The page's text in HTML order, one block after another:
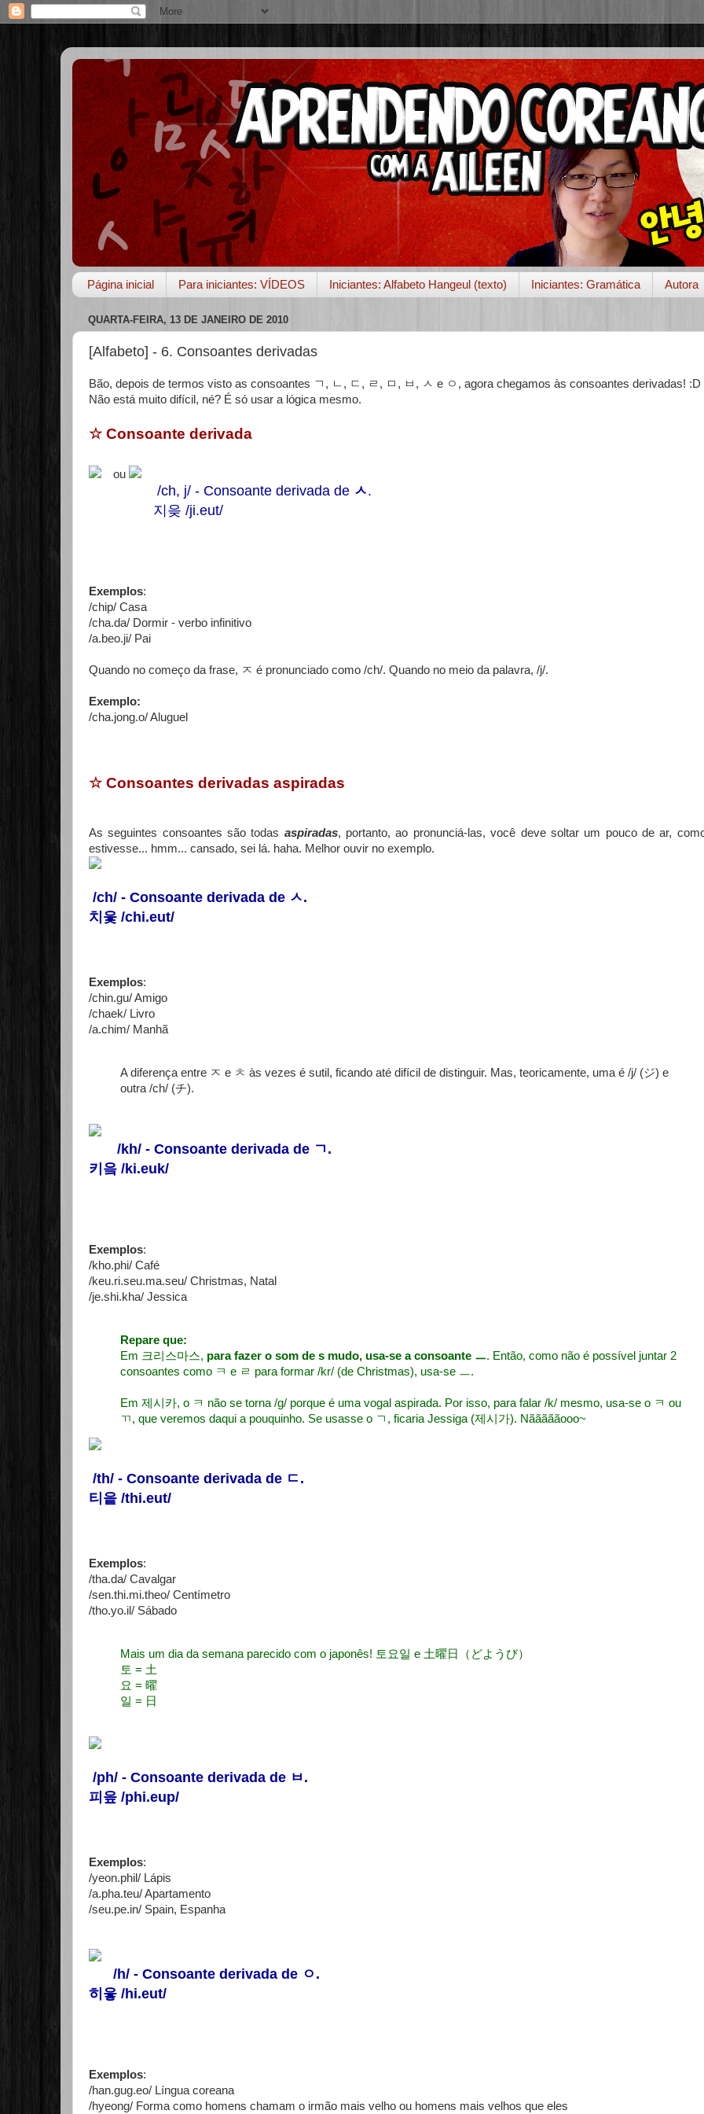
Página inicial Para iniciantes: VÍDEOS Iniciantes: Alfabeto Hangeul (texto) Iniciantes: Gramática Autora
QUARTA-FEIRA, 13 DE JANEIRO DE 2010
[Alfabeto] - 6. Consoantes derivadas
Bão, depois de termos visto as consoantes ㄱ, ㄴ, ㄷ, ㄹ, ㅁ, ㅂ, ㅅ e ㅇ, agora chegamos às consoantes derivadas! :D
Não está muito difícil, né? É só usar a lógica mesmo.
☆ Consoante derivada
ou
/ch, j/ - Consoante derivada de ㅅ.
지읒 /ji.eut/
Exemplos:
/chip/ Casa
/cha.da/ Dormir - verbo infinitivo
/a.beo.ji/ Pai
Quando no começo da frase, ㅈ é pronunciado como /ch/. Quando no meio da palavra, /j/.
Exemplo:
/cha.jong.o/ Aluguel
☆ Consoantes derivadas aspiradas
As seguintes consoantes são todas aspiradas, portanto, ao pronunciá-las, você deve soltar um pouco de ar,
estivesse... hmm... cansado, sei lá. haha. Melhor ouvir no exemplo.
/ch/ - Consoante derivada de ㅅ.
치읓 /chi.eut/
Exemplos:
/chin.gu/ Amigo
/chaek/ Livro
/a.chim/ Manhã
A diferença entre ㅈ e ㅊ às vezes é sutil, ficando até difícil de distinguir. Mas, teoricamente, uma é /j/ (ジ) e
outra /ch/ (チ).
/kh/ - Consoante derivada de ㄱ .
키읔 /ki.euk/
Exemplos:
/kho.phi/ Café
/keu.ri.seu.ma.seu/ Christmas, Natal
/je.shi.kha/ Jessica
Repare que:
Em 크리스마스, para fazer o som de s mudo, usa-se a consoante ㅡ. Então, como não é possível juntar 2
consoantes como ㅋ e ㄹ para formar /kr/ (de Christmas), usa-se ㅡ.
Em 제시카, o ㅋ não se torna /g/ porque é uma vogal aspirada. Por isso, para falar /k/ mesmo, usa-se o ㅋ ou
ㄲ, que veremos daqui a pouquinho. Se usasse o ㄱ, ficaria Jessiga (제시가). Nãããããooo~
/th/ - Consoante derivada de ㄷ .
티읕 /thi.eut/
Exemplos:
/tha.da/ Cavalgar
/sen.thi.mi.theo/ Centímetro
/tho.yo.il/ Sábado
Mais um dia da semana parecido com o japonês! 토요일 e 土曜日（どようび）
토 = 土
요 = 曜
일 = 日
/ph/ - Consoante derivada de ㅂ .
피읖 /phi.eup/
Exemplos:
/yeon.phil/ Lápis
/a.pha.teu/ Apartamento
/seu.pe.in/ Spain, Espanha
/h/ - Consoante derivada de ㅇ .
히읗 /hi.eut/
Exemplos:
/han.gug.eo/ Língua coreana
/hyeong/ Forma como homens chamam o irmão mais velho ou homens mais velhos que eles